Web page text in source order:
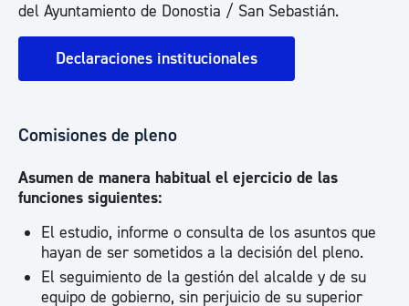
del Ayuntamiento de Donostia / San Sebastián.
Declaraciones institucionales
Comisiones de pleno
Asumen de manera habitual el ejercicio de las
funciones siguientes:
El estudio, informe o consulta de los asuntos que
hayan de ser sometidos a la decisión del pleno.
El seguimiento de la gestión del alcalde y de su
equipo de gobierno, sin perjuicio de su superior